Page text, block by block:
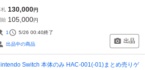
札 130,000円
始 105,000円
1 5/26 00:40終了
出品中の商品 出品
Switch 本体のみ HAC-001(-01)まとめ売りゲ